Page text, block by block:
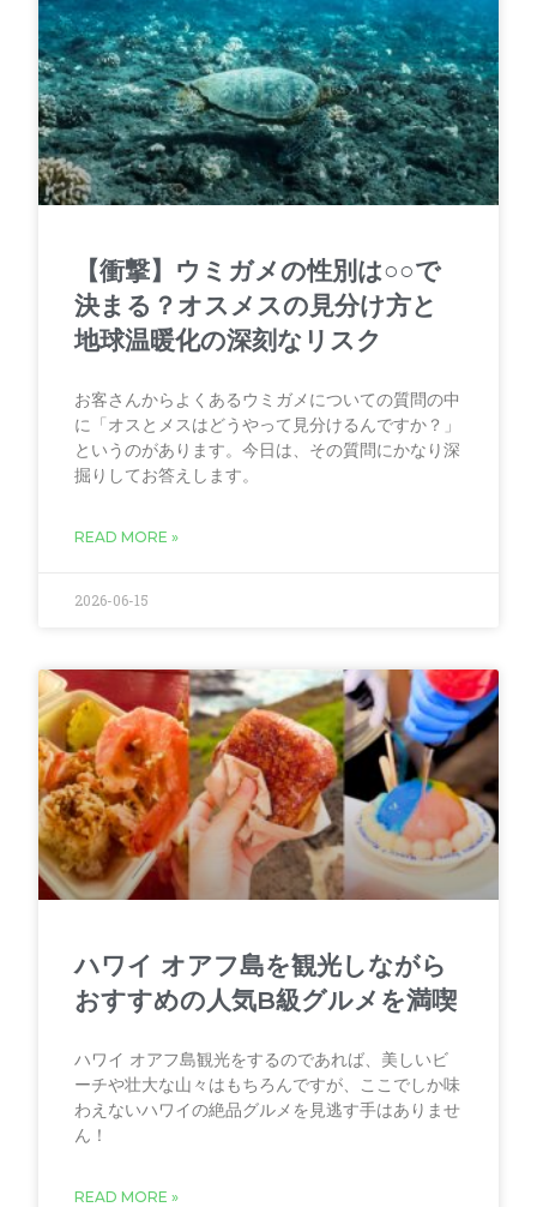
【衝撃】ウミガメの性別は○○で
決まる？オスメスの見分け方と
地球温暖化の深刻なリスク
お客さんからよくあるウミガメについての質問の中
に「オスとメスはどうやって見分けるんですか？」
というのがあります。今日は、その質問にかなり深
掘りしてお答えします。
READ MORE »
2026-06-15
ハワイ オアフ島を観光しながら
おすすめの人気B級グルメを満喫
ハワイ オアフ島観光をするのであれば、美しいビ
ーチや壮大な山々はもちろんですが、ここでしか味
わえないハワイの絶品グルメを見逃す手はありませ
ん！
READ MORE »